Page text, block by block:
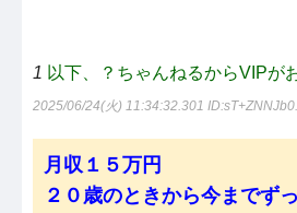
1 以下、？ちゃんねるからVIPが
2025/06/24(火) 11:34:32.301
月収１５万円
２０歳のときから今までず